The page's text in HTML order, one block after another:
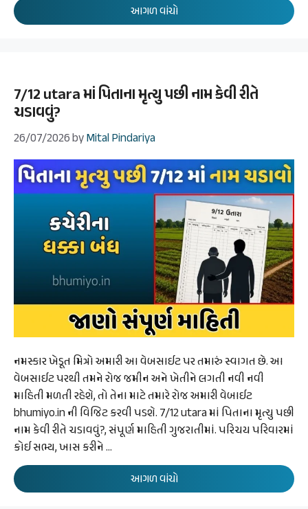
આગળ વાંચો
7/12 utara માં પિતાના મૃત્યુ પછી નામ કેવી રીતે
ચડાવવું?
26/07/2026byMital Pindariya
નમસ્કાર ખેડૂત મિત્રો અમારી આ વેબસાઈટ પર તમારું સ્વાગત છે. આ
વેબસાઈટ પરથી તમને રોજ જમીન અને ખેતીને લગતી નવી નવી
માહિતી મળતી રહેશે, તો તેના માટે તમારે રોજ અમારી વેબાઈટ
bhumiyo.in ની વિજિટ કરવી પડશે. 7/12 utara માં પિતાના મૃત્યુ પછી
નામ કેવી રીતે ચડાવવું?, સંપૂર્ણ માહિતી ગુજરાતીમાં. પરિચય પરિવારમાં
કોઈ સભ્ય, ખાસ કરીને …
આગળ વાંચો